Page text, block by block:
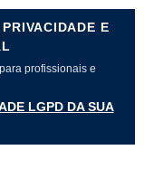
E
profissionais e
LGPD DA SUA